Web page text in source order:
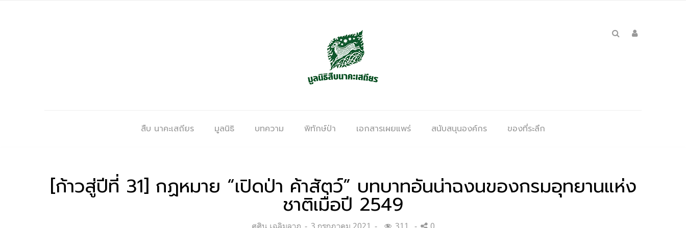
สืบ นาคะเสถียร มูลนิธิ บทความ พิทักษ์ป่า เอกสารเผยแพร่ สนับสนุนองค์กร ของที่ระลึก
[ก้าวสู่ปีที่ 31] กฏหมาย “เปิดป่า ค้าสัตว์” บทบาทอันน่าฉงนของกรมอุทยานแห่ง
ชาติเมื่อปี 2549
Categories:
ศศิน เฉลิมลาภ Posted
3 กรกฎาคม 2021 311 0